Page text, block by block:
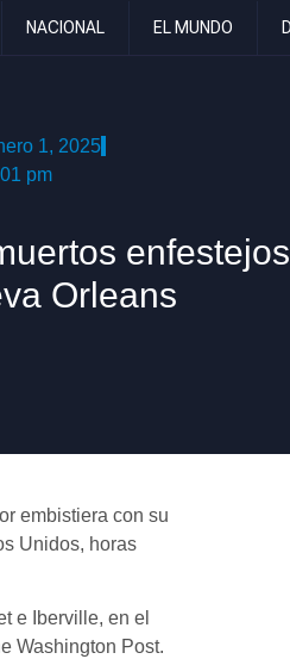
NACIONAL EL MUNDO
1, 2025
pm
Orleans
embistiera con su
Unidos, horas
e Iberville, en el
Washington Post.